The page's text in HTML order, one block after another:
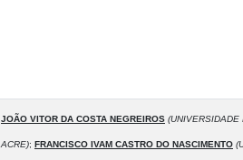
JOÃO VITOR DA COSTA NEGREIROS (UNIVERSIDADE
ACRE); FRANCISCO IVAM CASTRO DO NASCIMENTO